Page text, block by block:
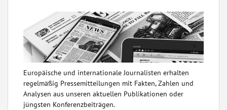
Europäische und internationale Journalisten erhalten
regelmäßig Pressemitteilungen mit Fakten, Zahlen und
Analysen aus unseren aktuellen Publikationen oder
jüngsten Konferenzbeiträgen.